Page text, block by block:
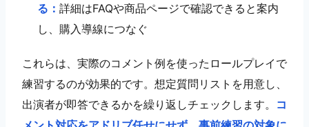
る：詳細はFAQや商品ページで確認できると案内
し、購入導線につなぐ
これらは、実際のコメント例を使ったロールプレイで
練習するのが効果的です。想定質問リストを用意し、
出演者が即答できるかを繰り返しチェックします。 コ